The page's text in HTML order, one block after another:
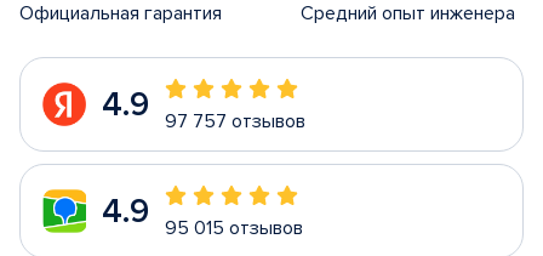
Официальная гарантия Средний опыт инженера
4.9 97 757 отзывов
4.9 95 015 отзывов